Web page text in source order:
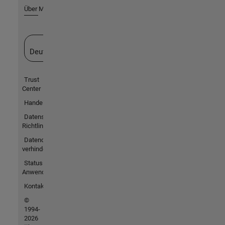
Über MathWorks
Deutschland
Trust
Center
Handelsmarken
Datenschutz-
Richtlinien
Datendiebstahl
verhindern
Status von
Anwendungen
Kontakt
©
1994-
2026